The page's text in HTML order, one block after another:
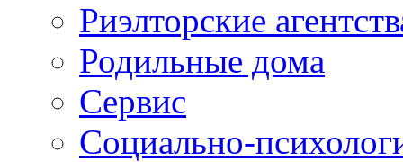
Риэлторские
Родильные дома
Сервис
Социально-